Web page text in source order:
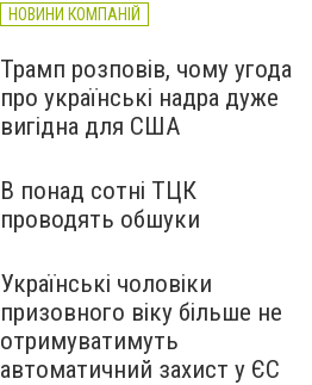
НОВИНИ КОМПАНІЙ
Трамп розповів, чому угода
про українські надра дуже
вигідна для США
В понад сотні ТЦК
проводять обшуки
Українські чоловіки
призовного віку більше не
отримуватимуть
автоматичний захист у ЄС